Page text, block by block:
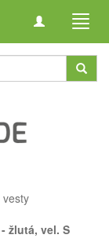
Toggle
vesty
žlutá, vel. S